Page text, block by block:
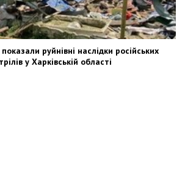
руйнівні наслідки російських
у Харківській області